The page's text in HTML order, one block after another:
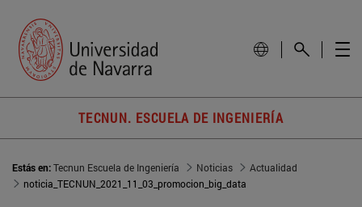
TECNUN. ESCUELA DE INGENIERÍA
Estás en:Tecnun Escuela de Ingeniería Noticias
Actualidad
noticia_TECNUN_2021_11_03_promocion_big_data